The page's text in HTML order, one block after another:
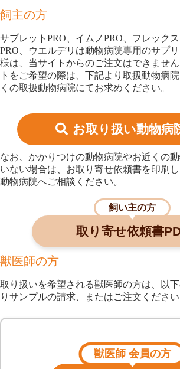
飼主の方
サプレットPRO、イムノPRO、フレック
PRO、ウエルデリは動物病院専用のサプリ
様は、当サイトからのご注文はできませ
トをご希望の際は、下記より取扱動物病
くの取扱動物病院にてお求めください。
お取り扱い動物病
なお、かかりつけの動物病院やお近くの
いない場合は、お取り寄せ依頼書を印刷
動物病院へご相談ください。
飼い主の方
取り寄せ依頼書
獣医師の方
取り扱いを希望される獣医師の方は、以
りサンプルの請求、またはご注文ください
獣医師 会員の方